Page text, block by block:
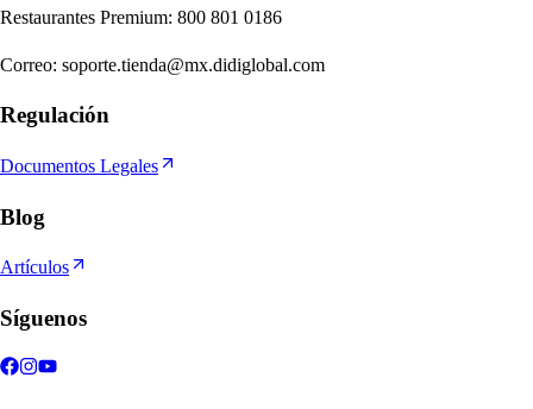
Restaurantes Premium: 800 801 0186
Correo: soporte.tienda@mx.didiglobal.com
Regulación
Documentos Legales
Blog
Artículos
Síguenos